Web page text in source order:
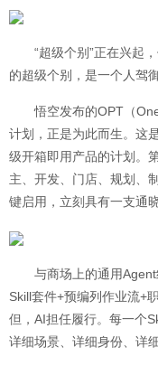
“超级个别”正在兴起，
的超级个别，是一个人驾
悟空发布的OPT（One
计划，正是为此而生。这
级开箱即用产品的计划。
主、开发、门店、规划、
键启用，立刻具有一支通
与商场上的通用Agent
Skill套件+预编列作业流+
但，AI担任履行。每一个
详细场景、详细身份、详